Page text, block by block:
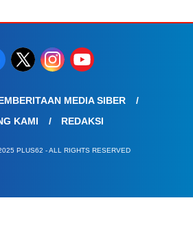
MEDIA SIBER
KAMI
REDAKSI
PLUS62 - ALL RIGHTS RESERVED